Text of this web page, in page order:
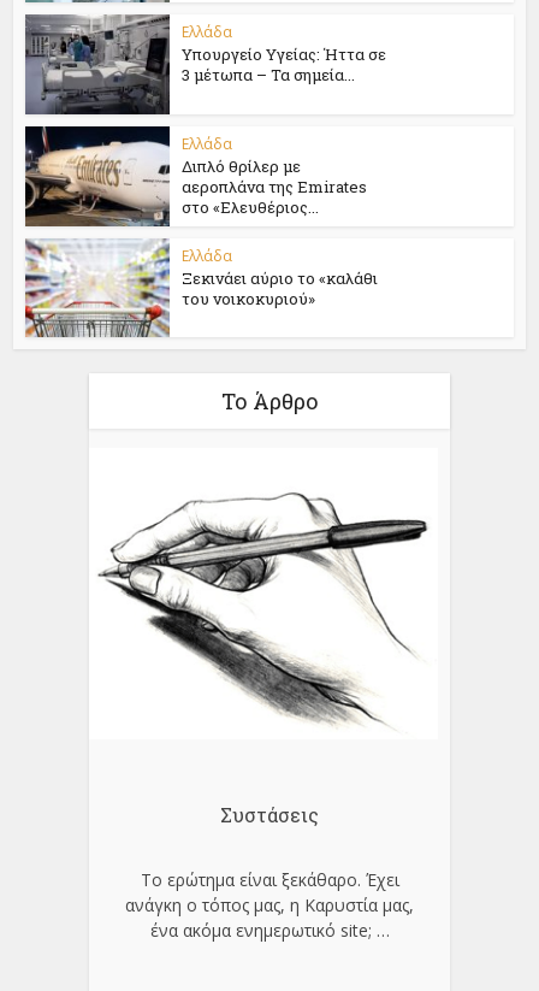
Ελλάδα
Υπουργείο Υγείας: Ήττα σε
3 μέτωπα – Τα σημεία...
Ελλάδα
Διπλό θρίλερ με
αεροπλάνα της Emirates
στο «Ελευθέριος...
Ελλάδα
Ξεκινάει αύριο το «καλάθι
του νοικοκυριού»
Το Άρθρο
Συστάσεις
Το ερώτημα είναι ξεκάθαρο. Έχει
ανάγκη ο τόπος μας, η Καρυστία μας,
ένα ακόμα ενημερωτικό site; …